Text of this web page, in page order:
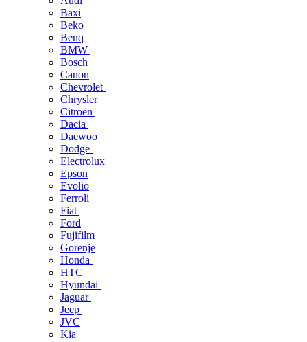
Baxi
Beko
Benq
BMW
Bosch
Canon
Chevrolet
Chrysler
Citroën
Dacia
Daewoo
Dodge
Electrolux
Epson
Evolio
Ferroli
Fiat
Ford
Fujifilm
Gorenje
Honda
HTC
Hyundai
Jaguar
Jeep
JVC
Kia